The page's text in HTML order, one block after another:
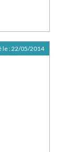
le :22/05/2014